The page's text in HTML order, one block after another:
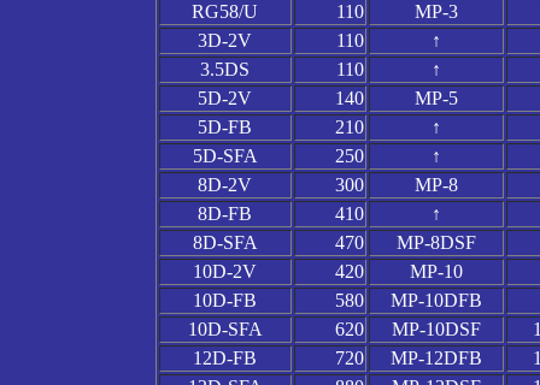
RG58/U 110
MP-3
3D-2V
110
↑
3.5DS
110
↑
5D-2V
140
MP-5
5D-FB
210
↑
5D-SFA
250
↑
8D-2V
300
MP-8
8D-FB
410
↑
8D-SFA
470
MP-8DSF
10D-2V
420
MP-10
10D-FB
580
MP-10DFB
10D-SFA
620 MP-10DSF
12D-FB
720 MP-12DFB